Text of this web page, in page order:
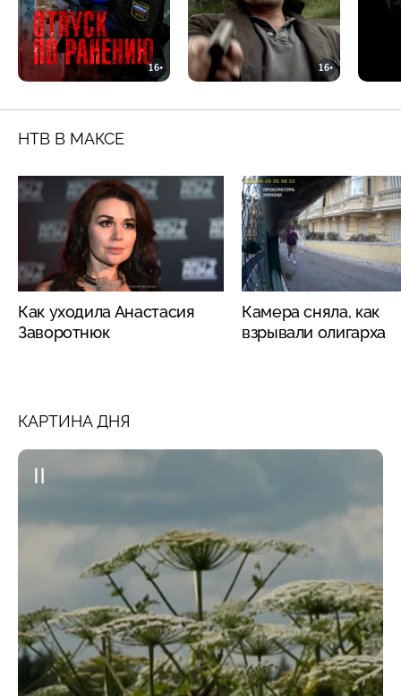
16+ 16+
НТВ В МАКСЕ
Как уходила Анастасия
Заворотнюк
Камера сняла, как
взрывали олигарха
КАРТИНА ДНЯ